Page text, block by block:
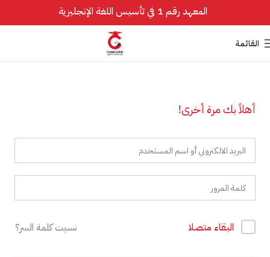
المعهد رقم 1 في تأسيس اللغة الإنجليزية
القائمة
أهلاً بك مرة أخرى!
البقاء متصلا نسيت كلمة السر؟